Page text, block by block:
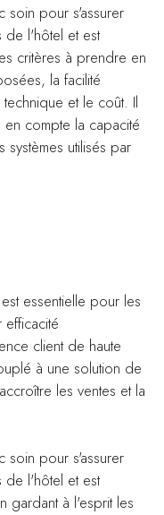
soin pour s'assurer
de l'hôtel et est
critères à prendre en
la facilité
et le coût. Il
compte la capacité
utilisés par
essentielle pour les
client de haute
à une solution de
les ventes et la
soin pour s'assurer
de l'hôtel et est
gardant à l'esprit les